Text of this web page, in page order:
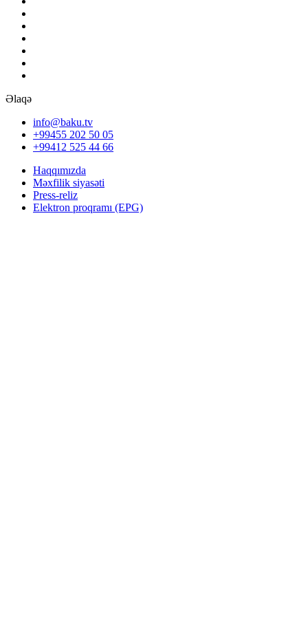
Əlaqə
info@baku.tv
+99455 202 50 05
+99412 525 44 66
Haqqımızda
Məxfilik siyasəti
Press-reliz
Elektron proqramı (EPG)